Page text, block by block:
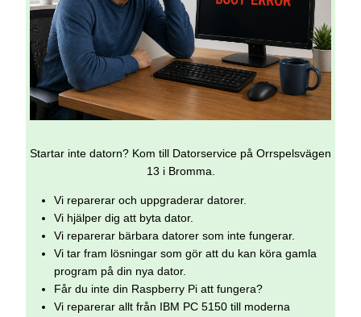
Startar inte datorn? Kom till Datorservice på Orrspelsvägen
13 i Bromma.
Vi reparerar och uppgraderar datorer.
Vi hjälper dig att byta dator.
Vi reparerar bärbara datorer som inte fungerar.
Vi tar fram lösningar som gör att du kan köra gamla
program på din nya dator.
Får du inte din Raspberry Pi att fungera?
Vi reparerar allt från IBM PC 5150 till moderna